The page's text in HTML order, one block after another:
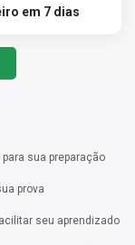
em 7 dias
sua preparação
prova
seu aprendizado